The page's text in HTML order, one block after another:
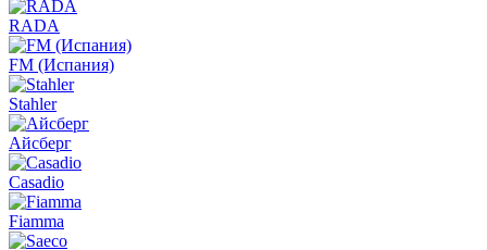
RADA
FM (Испания)
Stahler
Айсберг
Casadio
Fiamma